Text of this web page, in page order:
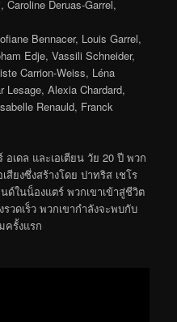
Caroline Deruas-Garrel,
Bennacer, Louis Garrel,
Edje, Vassili Schneider,
Carrion-Weiss, Léna
Lesage, Alexia Chardard,
Renauld, Franck
เดล และเอเตียน วัย 20 ปี พวก
สียงซึ่งสร้างโดย ปาทริส เชโร
ด์ในน็องแตร์ พวกเขาเข้าสู่ชีวิต
วดเร็ว พวกเขากำลังจะพบกับ
ครั้งแรก